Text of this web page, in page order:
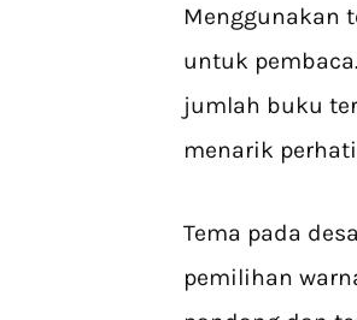
Menggunakan
untuk
jumlah buku
menarik
Tema pada
pemilihan